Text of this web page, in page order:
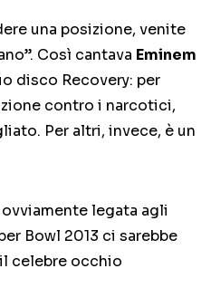
una posizione, venite
Così cantava Eminem
disco Recovery: per
contro i narcotici,
Per altri, invece, è un
legata agli
Bowl 2013 ci sarebbe
celebre occhio